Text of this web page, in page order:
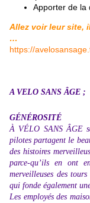
Apporter de la
Allez voir leur site,
…
https://
A VELO SANS ÂGE ;
GÉNÉROSITÉ
À VÉLO SANS ÂGE
pilotes partagent le
des histoires
parce-qu’ils en ont
merveilleuses des
qui fonde également
Les employés des